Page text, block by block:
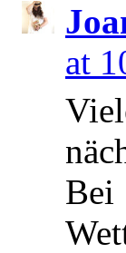
at
Bei